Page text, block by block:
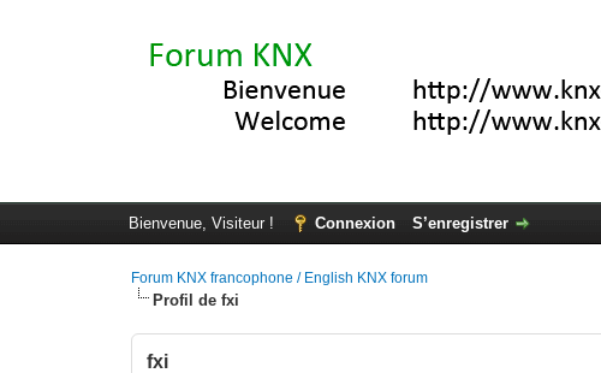
Bienvenue, Visiteur ! Connexion S’enregistrer
Forum KNX francophone / English KNX forum
Profil de fxi
fxi